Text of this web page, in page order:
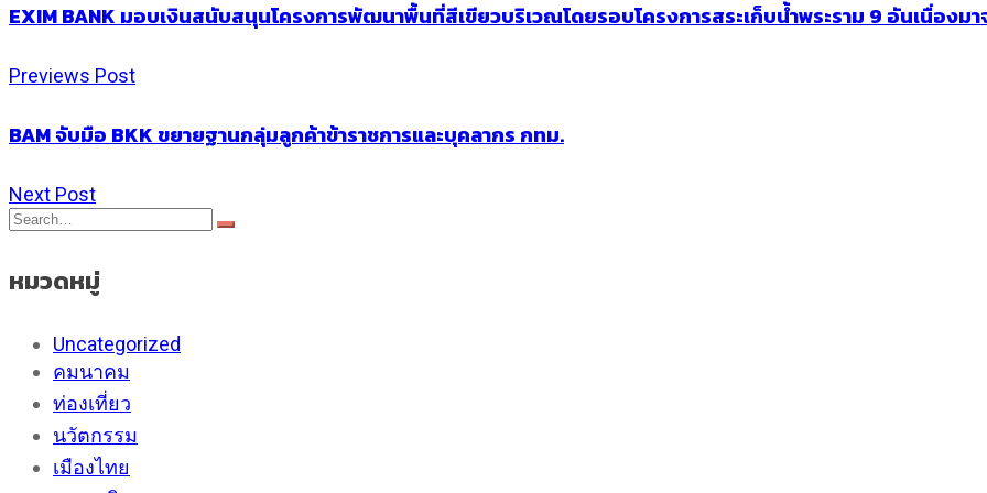
EXIM BANK มอบเงินสนับสนุนโครงการพัฒนาพื้นที่สีเขียวบริเวณโดยรอบโครงการสระเก็บน้ำพระราม 9 อันเนื่องมา
Previews Post
BAM จับมือ BKK ขยายฐานกลุ่มลูกค้าข้าราชการและบุคลากร กทม.
Next Post
หมวดหมู่
Uncategorized
คมนาคม
ท่องเที่ยว
นวัตกรรม
เมืองไทย